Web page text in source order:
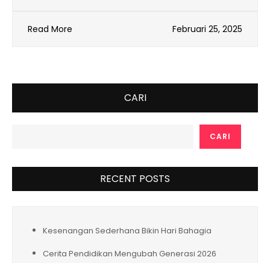
Read More Februari 25, 2025
CARI
CARI
RECENT POSTS
Kesenangan Sederhana Bikin Hari Bahagia
Cerita Pendidikan Mengubah Generasi 2026